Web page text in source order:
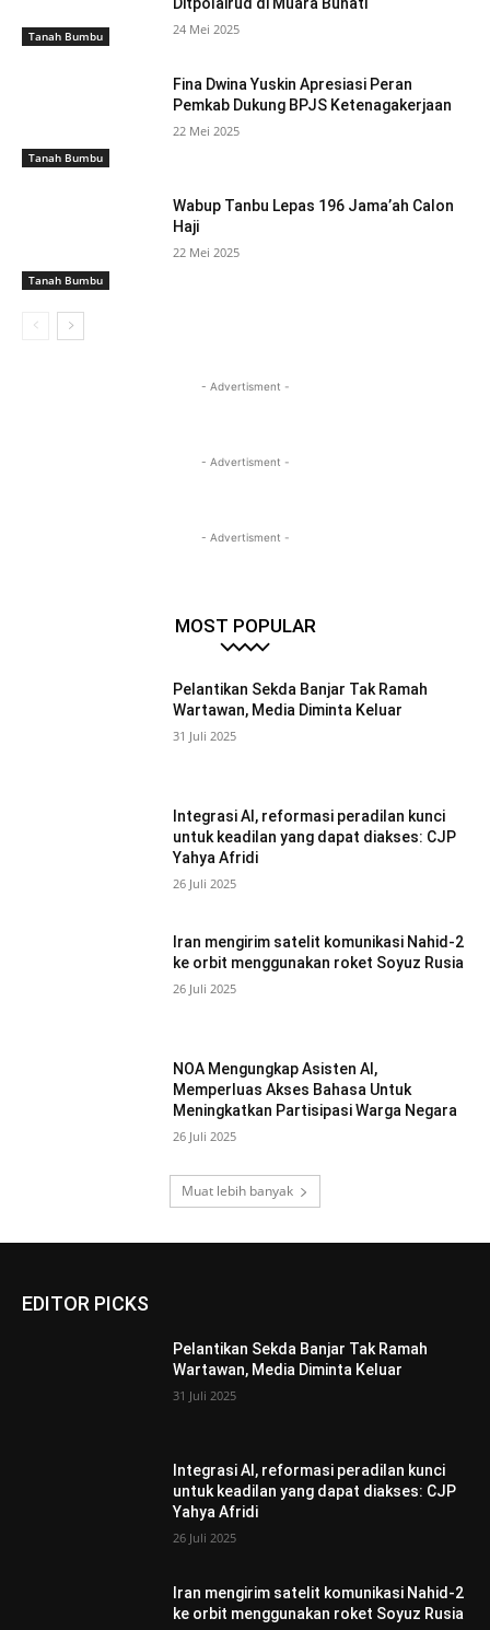
Tanah Bumbu 24 Mei 2025
Tanah Bumbu
Fina Dwina Yuskin Apresiasi Peran
Pemkab Dukung BPJS Ketenagakerjaan
22 Mei 2025
Tanah Bumbu
Wabup Tanbu Lepas 196 Jama’ah Calon
Haji
22 Mei 2025
- Advertisment -
- Advertisment -
- Advertisment -
MOST POPULAR
Pelantikan Sekda Banjar Tak Ramah
Wartawan, Media Diminta Keluar
31 Juli 2025
Integrasi AI, reformasi peradilan kunci
untuk keadilan yang dapat diakses: CJP
Yahya Afridi
26 Juli 2025
Iran mengirim satelit komunikasi Nahid-2
ke orbit menggunakan roket Soyuz Rusia
26 Juli 2025
NOA Mengungkap Asisten AI,
Memperluas Akses Bahasa Untuk
Meningkatkan Partisipasi Warga Negara
26 Juli 2025
Muat lebih banyak
EDITOR PICKS
Pelantikan Sekda Banjar Tak Ramah
Wartawan, Media Diminta Keluar
31 Juli 2025
Integrasi AI, reformasi peradilan kunci
untuk keadilan yang dapat diakses: CJP
Yahya Afridi
26 Juli 2025
Iran mengirim satelit komunikasi Nahid-2
ke orbit menggunakan roket Soyuz Rusia